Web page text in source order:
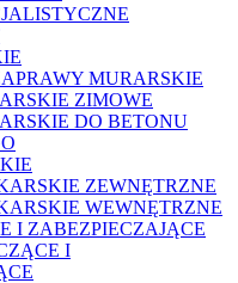
MURARSKIE
ZIMOWE
DO BETONU
ZEWNĘTRZNE
WEWNĘTRZNE
I ZABEZPIECZAJĄCE
I